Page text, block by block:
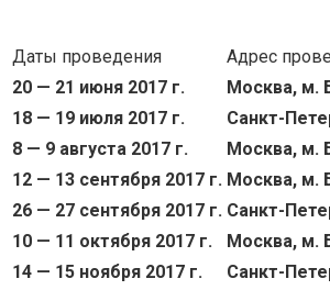
Даты проведения Адрес
20 — 21 июня 2017 г.
Москва, м.
18 — 19 июля 2017 г.
Санкт-
8 — 9 августа 2017 г.
Москва, м.
12 — 13 сентября 2017 г. Москва, м.
26 — 27 сентября 2017 г. Санкт-
10 — 11 октября 2017 г.
Москва, м.
14 — 15 ноября 2017 г.
Санкт-